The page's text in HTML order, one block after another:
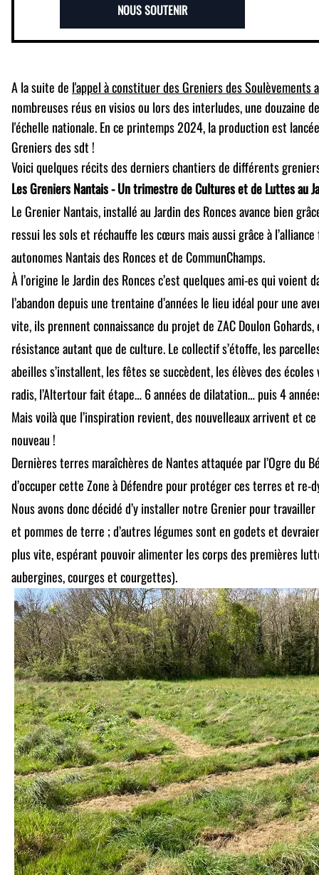
NOUS SOUTENIR
A la suite de l'appel à constituer des Greniers des Soulèvements
nombreuses réus en visios ou lors des interludes, une douzaine
l'échelle nationale. En ce printemps 2024, la production est
Greniers des sdt !
Voici quelques récits des derniers chantiers de différents
Les Greniers Nantais - Un trimestre de Cultures et de Luttes au
Le Grenier Nantais, installé au Jardin des Ronces avance bien
ressui les sols et réchauffe les cœurs mais aussi grâce à
autonomes Nantais des Ronces et de CommunChamps.
À l’origine le Jardin des Ronces c’est quelques ami-es qui voient
l’abandon depuis une trentaine d’années le lieu idéal pour une
vite, ils prennent connaissance du projet de ZAC Doulon
résistance autant que de culture. Le collectif s’étoffe, les
abeilles s’installent, les fêtes se succèdent, les élèves des
radis, l’Altertour fait étape… 6 années de dilatation… puis 4
Mais voilà que l’inspiration revient, des nouvelleaux arrivent et
nouveau !
Dernières terres maraîchères de Nantes attaquée par l’Ogre du
d’occuper cette Zone à Défendre pour protéger ces terres et re-
Nous avons donc décidé d’y installer notre Grenier pour
et pommes de terre ; d’autres légumes sont en godets et
plus vite, espérant pouvoir alimenter les corps des premières
aubergines, courges et courgettes).